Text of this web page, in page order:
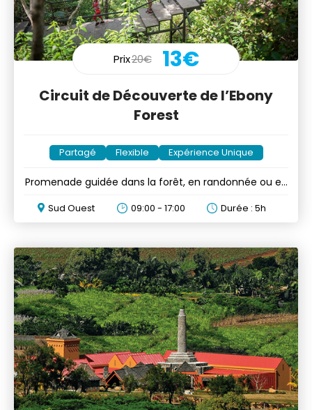
Prix20€ 13€
Circuit de Découverte de l’Ebony
Forest
Partagé Flexible Expérience Unique
Promenade guidée dans la forêt, en randonnée ou en
Sud Ouest 09:00 - 17:00 Durée : 5h